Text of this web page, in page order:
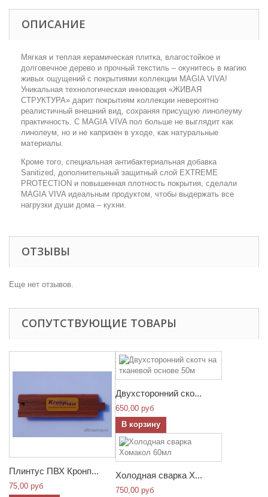
ОПИСАНИЕ
Мягкая и теплая керамическая плитка, влагостойкое и
долговечное дерево и прочный текстиль – окунитесь в магию
живых ощущений с покрытиями коллекции MAGIA VIVA!
Уникальная технологическая инновация «ЖИВАЯ
СТРУКТУРА» дарит покрытиям коллекции невероятно
реалистичный внешний вид, сохраняя присущую линолеуму
практичность. С MAGIA VIVA пол больше не выглядит как
линолеум, но и не капризен в уходе, как натуральные
материалы.
Кроме того, специальная антибактериальная добавка
Sanitized, дополнительный защитный слой EXTREME
PROTECTION и повышенная плотность покрытия, сделали
MAGIA VIVA идеальным продуктом, чтобы выдержать все
нагрузки души дома – кухни.
ОТЗЫВЫ
Еще нет отзывов.
СОПУТСТВУЮЩИЕ ТОВАРЫ
Плинтус ПВХ Кронп...
75,00 руб
Двухсторонний ско...
650,00 руб
В корзину
Холодная сварка Х...
750,00 руб